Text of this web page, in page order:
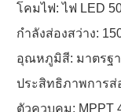
โคมไฟ: ไฟ LED
กำลังส่องสว่าง:
อุณหภูมิสี: มาตรฐ
ประสิทธิภาพการส่
ตัวควบคุม: MPPT